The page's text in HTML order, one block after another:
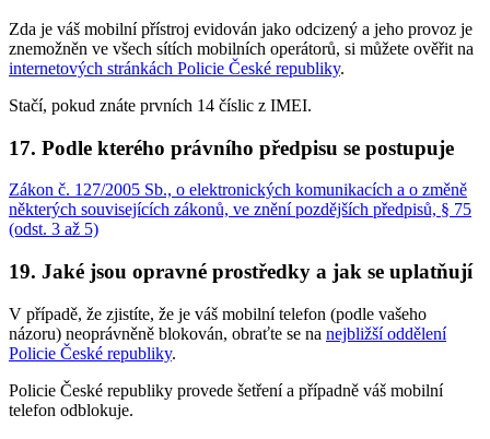
Zda je váš mobilní přístroj evidován jako odcizený a jeho provoz je
znemožněn ve všech sítích mobilních operátorů, si můžete ověřit na
internetových stránkách Policie České republiky.
Stačí, pokud znáte prvních 14 číslic z IMEI.
17. Podle kterého právního předpisu se postupuje
Zákon č. 127/2005 Sb., o elektronických komunikacích a o změně
některých souvisejících zákonů, ve znění pozdějších předpisů, § 75
(odst. 3 až 5)
19. Jaké jsou opravné prostředky a jak se uplatňují
V případě, že zjistíte, že je váš mobilní telefon (podle vašeho
názoru) neoprávněně blokován, obraťte se na nejbližší oddělení
Policie České republiky.
Policie České republiky provede šetření a případně váš mobilní
telefon odblokuje.